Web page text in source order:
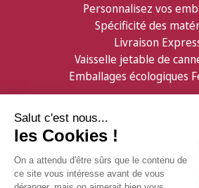
Personnalisez vos
Spécificité des
Livraison
Vaisselle jetable de
Emballages écologiques
Partenaires
Confiserie Foraine
GDB Distribution
Facebook